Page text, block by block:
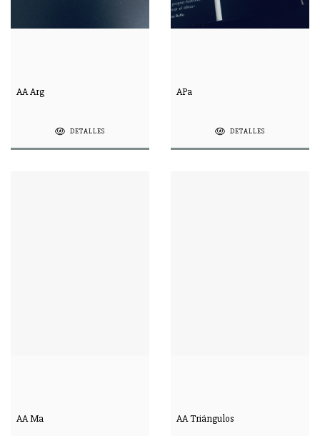
AA Arg
DETALLES
APa
DETALLES
AA Ma AA Triángulos